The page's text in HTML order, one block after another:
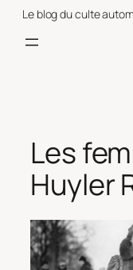
Le blog du culte
Les
Huyler